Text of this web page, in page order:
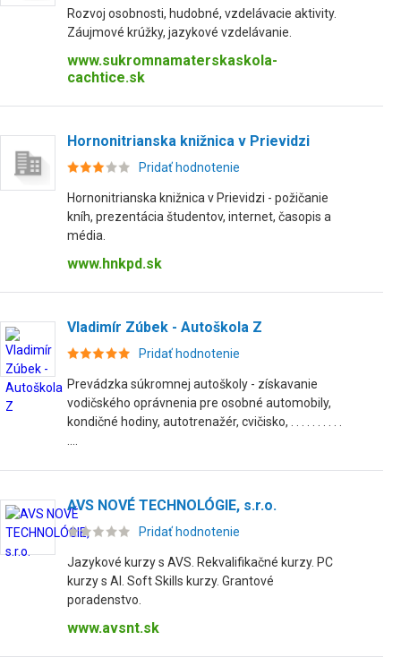
Rozvoj osobnosti, hudobné, vzdelávacie aktivity.
Záujmové krúžky, jazykové vzdelávanie.
www.sukromnamaterskaskola-
cachtice.sk
Hornonitrianska knižnica v Prievidzi
Pridať hodnotenie
Hornonitrianska knižnica v Prievidzi - požičanie
kníh, prezentácia študentov, internet, časopis a
média.
www.hnkpd.sk
Vladimír Zúbek - Autoškola Z
Pridať hodnotenie
Prevádzka súkromnej autoškoly - získavanie
vodičského oprávnenia pre osobné automobily,
kondičné hodiny, autotrenažér, cvičisko, . . . . . . . . . .
AVS NOVÉ TECHNOLÓGIE, s.r.o.
Pridať hodnotenie
Jazykové kurzy s AVS. Rekvalifikačné kurzy. PC
kurzy s AI. Soft Skills kurzy. Grantové
poradenstvo.
www.avsnt.sk